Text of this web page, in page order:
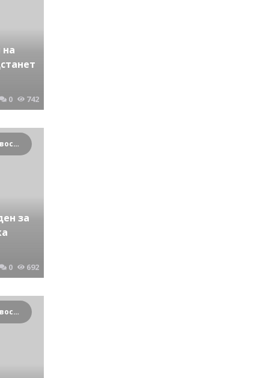
0 742
Криминальные новости Новосибирска и Сибирского региона
за
0 692
Криминальные новости Новосибирска и Сибирского региона